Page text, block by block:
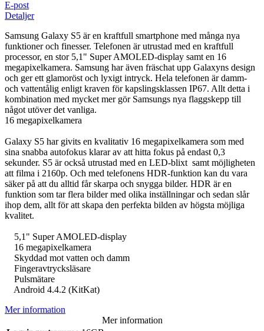
E-post
Detaljer
Samsung Galaxy S5 är en kraftfull smartphone med många nya
funktioner och finesser. Telefonen är utrustad med en kraftfull
processor, en stor 5,1" Super AMOLED-display samt en 16
megapixelkamera. Samsung har även fräschat upp Galaxyns design
och ger ett glamoröst och lyxigt intryck. Hela telefonen är damm-
och vattentålig enligt kraven för kapslingsklassen IP67. Allt detta i
kombination med mycket mer gör Samsungs nya flaggskepp till
något utöver det vanliga.
16 megapixelkamera
Galaxy S5 har givits en kvalitativ 16 megapixelkamera som med
sina snabba autofokus klarar av att hitta fokus på endast 0,3
sekunder. S5 är också utrustad med en LED-blixt samt möjligheten
att filma i 2160p. Och med telefonens HDR-funktion kan du vara
säker på att du alltid får skarpa och snygga bilder. HDR är en
funktion som tar flera bilder med olika inställningar och sedan slår
ihop dem, allt för att skapa den perfekta bilden av högsta möjliga
kvalitet.
5,1" Super AMOLED-display
16 megapixelkamera
Skyddad mot vatten och damm
Fingeravtrycksläsare
Pulsmätare
Android 4.4.2 (KitKat)
Mer information
Mer information